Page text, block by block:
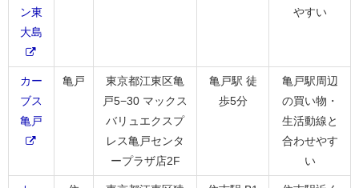
ン東
大島
やすい
カー
ブス
亀戸
亀戸
東京都江東区亀
戸5−30 マックス
バリュエクスプ
レス亀戸センタ
ープラザ店2F
亀戸駅 徒
歩5分
亀戸駅周辺
の買い物・
生活動線と
合わせやす
い